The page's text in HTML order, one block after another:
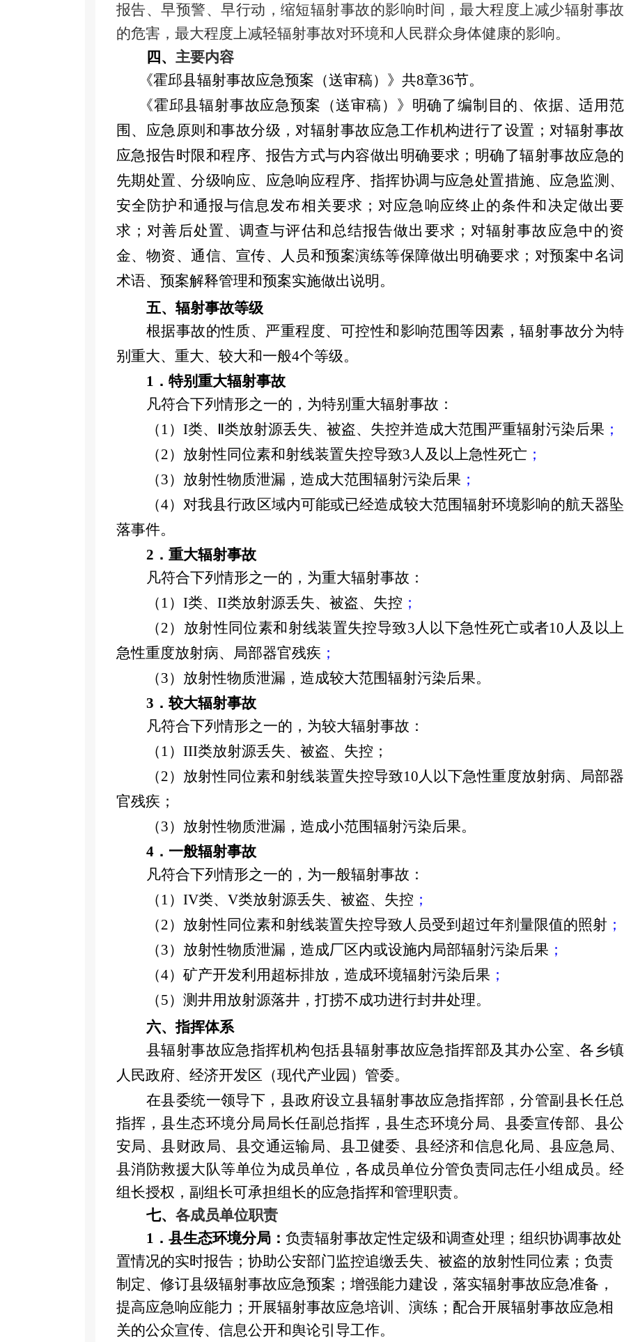
报告、早预警、早行动，缩短辐射事故的影响时间，最大程度上减少辐射事故
的危害，最大程度上减轻辐射事故对环境和人民群众身体健康的影响。
四 、 主要内容
《霍邱县辐射事故应急预案（送审稿）》共8章36节。
《霍邱县辐射事故应急预案（送审稿）》 明确了编制目的、依据、适用范
围、应急原则和事故分级，对辐射事故应急工作机构进行了设置；对辐射事故
应急报告时限和程序、报告方式与内容做出明确要求；明确了辐射事故应急的
先期处置、分级响应、应急响应程序、指挥协调与应急处置措施、应急监测、
安全防护和通报与信息发布相关要求；对应急响应终止的条件和决定做出要
求；对善后处置、调查与评估和总结报告做出要求；对辐射事故应急中的资
金、物资、通信、宣传、人员和预案演练等保障做出明确要求；对预案中名词
术语、预案解释管理和预案实施做出说明。
五、 辐射事故等级
根据事故的性质、严重程度、可控性和影响范围等因素，辐射事故分为特
别重大、重大、较大和一般4个等级。
1． 特别重大辐射事故
凡符合下列情形之一的，为特别重大辐射事故：
（ 1）I类、 Ⅱ类放射源丢失、被盗、失控并造成大范围严重辐射污染后果 ；
（2） 放射性同位素和射线装置失控导致3人及以上急性死亡；
（3） 放射性物质泄漏，造成大范围辐射污染后果 ；
（4） 对我县行政区域内可能或已经造成较大范围辐射环境影响的航天器坠
落事件。
2． 重大辐射事故
凡符合下列情形之一的，为重大辐射事故：
（ 1）I类、 II类放射源丢失、被盗、失控 ；
（2） 放射性同位素和射线装置失控导致3人以下急性死亡或者10 人及以上
急性重度放射病、局部器官残疾 ；
（3） 放射性物质泄漏，造成较大范围辐射污染后果。
3． 较大辐射事故
凡符合下列情形之一的，为较大辐射事故：
（ 1）III类放射源丢失、被盗、失控；
（2） 放射性同位素和射线装置失控导致10人以下急性重度放射病、局部器
官残疾；
（3） 放射性物质泄漏，造成小范围辐射污染后果。
4． 一般辐射事故
凡符合下列情形之一的，为一般辐射事故：
（ 1）IV类、 V类放射源丢失、被盗、失控 ；
（2） 放射性同位素和射线装置失控导致人员受到超过年剂量限值的照射 ；
（3） 放射性物质泄漏，造成厂区内或设施内局部辐射污染后果 ；
（4） 矿产开发利用超标排放，造成环境辐射污染后果 ；
（5） 测井用放射源落井，打捞不成功进行封井处理。
六、指挥体系
县辐射事故应急指挥机构包括县辐射事故应急指挥部及其办公室、各乡镇
人民政府、经济开发区（现代产业园）管委。
在县委统一领导下，县政府设立县辐射事故应急指挥部 ，分管副县长任总
指挥 ，县生态环境分局局长任副总指挥 ，县生态环境分局、县委宣传部、县公
安局、县财政局、县交通运输局、县卫健委、县经济和信息化局、县应急局、
县消防救援大队等单位为成员单位，各成员单位分管负责同志任小组成员。经
组长授权，副组长可承担组长的应急指挥和管理职责。
七、 各成员单位职责
1． 县生态环境分局： 负责辐射事故定性定级和调查处理；组织协调事故处
置情况的实时报告；协助公安部门监控追缴丢失、被盗的放射性同位素；负责
制定、修订县级辐射事故应急预案；增强能力建设，落实辐射事故应急准备，
提高应急响应能力；开展辐射事故应急培训、演练；配合开展辐射事故应急相
关的公众宣传、信息公开和舆论引导工作。